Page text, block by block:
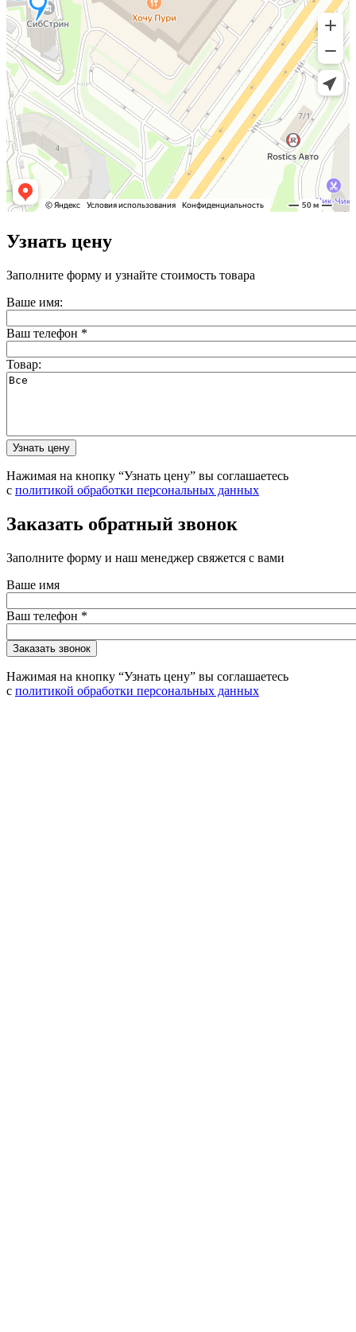
Узнать цену
Заполните форму и узнайте стоимость товара
Ваше имя:
Ваш телефон *
Товар:
Нажимая на кнопку “Узнать цену” вы соглашаетесь
с политикой обработки персональных данных
Заказать обратный звонок
Заполните форму и наш менеджер свяжется с вами
Ваше имя
Ваш телефон *
Нажимая на кнопку “Узнать цену” вы соглашаетесь
с политикой обработки персональных данных